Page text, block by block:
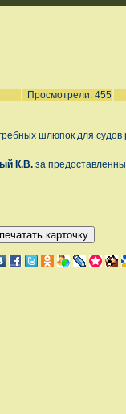
Просмотрели: 455
шлюпок для судов
К.В. за